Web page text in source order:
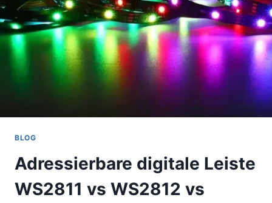
BLOG
Adressierbare digitale Leiste
WS2811 vs WS2812 vs